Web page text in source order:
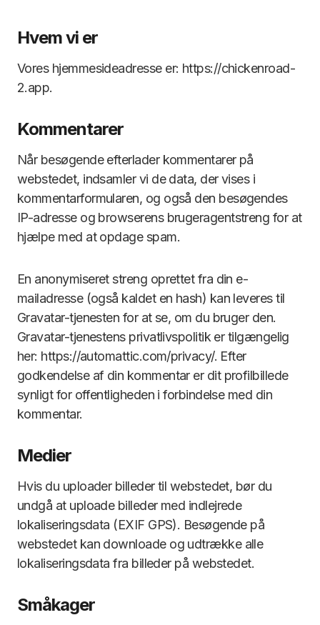
Hvem vi er
Vores hjemmesideadresse er: https://chickenroad-
2.app.
Kommentarer
Når besøgende efterlader kommentarer på
webstedet, indsamler vi de data, der vises i
kommentarformularen, og også den besøgendes
IP-adresse og browserens brugeragentstreng for at
hjælpe med at opdage spam.
En anonymiseret streng oprettet fra din e-
mailadresse (også kaldet en hash) kan leveres til
Gravatar-tjenesten for at se, om du bruger den.
Gravatar-tjenestens privatlivspolitik er tilgængelig
her: https://automattic.com/privacy/. Efter
godkendelse af din kommentar er dit profilbillede
synligt for offentligheden i forbindelse med din
kommentar.
Medier
Hvis du uploader billeder til webstedet, bør du
undgå at uploade billeder med indlejrede
lokaliseringsdata (EXIF GPS). Besøgende på
webstedet kan downloade og udtrække alle
lokaliseringsdata fra billeder på webstedet.
Småkager